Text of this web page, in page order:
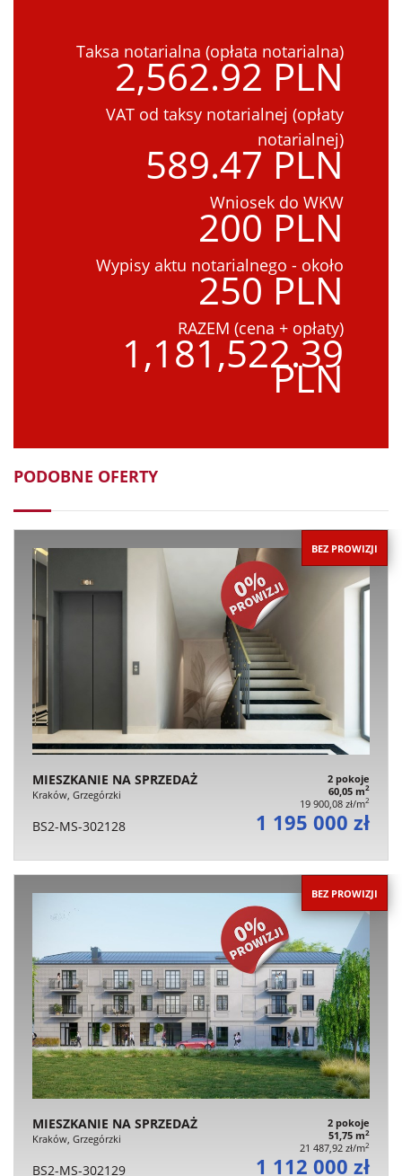
Taksa notarialna (opłata notarialna)
2,562.92 PLN
VAT od taksy notarialnej (opłaty
notarialnej)
589.47 PLN
Wniosek do WKW
200 PLN
Wypisy aktu notarialnego - około
250 PLN
RAZEM (cena + opłaty)
1,181,522.39
PLN
PODOBNE OFERTY
BEZ PROWIZJI
MIESZKANIE NA SPRZEDAŻ
Kraków, Grzegórzki
2 pokoje
60,05 m2
19 900,08 zł/m2
BS2-MS-302128 1 195 000 zł
BEZ PROWIZJI
MIESZKANIE NA SPRZEDAŻ
Kraków, Grzegórzki
2 pokoje
51,75 m2
21 487,92 zł/m2
BS2-MS-302129 1 112 000 zł